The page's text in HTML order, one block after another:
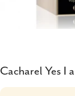
Cacharel Yes I